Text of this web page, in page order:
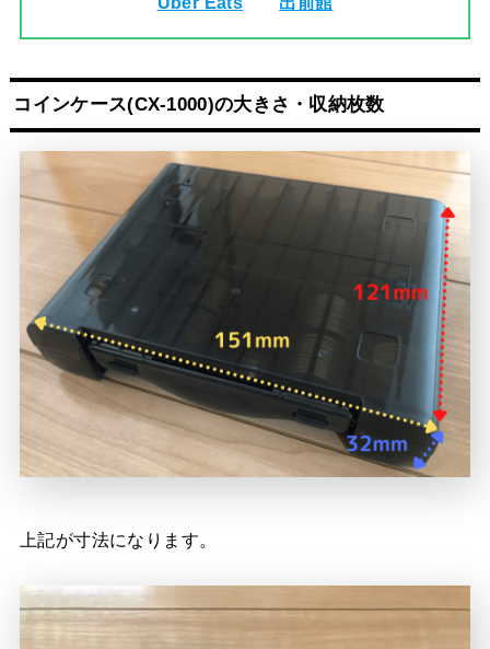
コインケース(CX-1000)の大きさ・収納枚数
上記が寸法になります。